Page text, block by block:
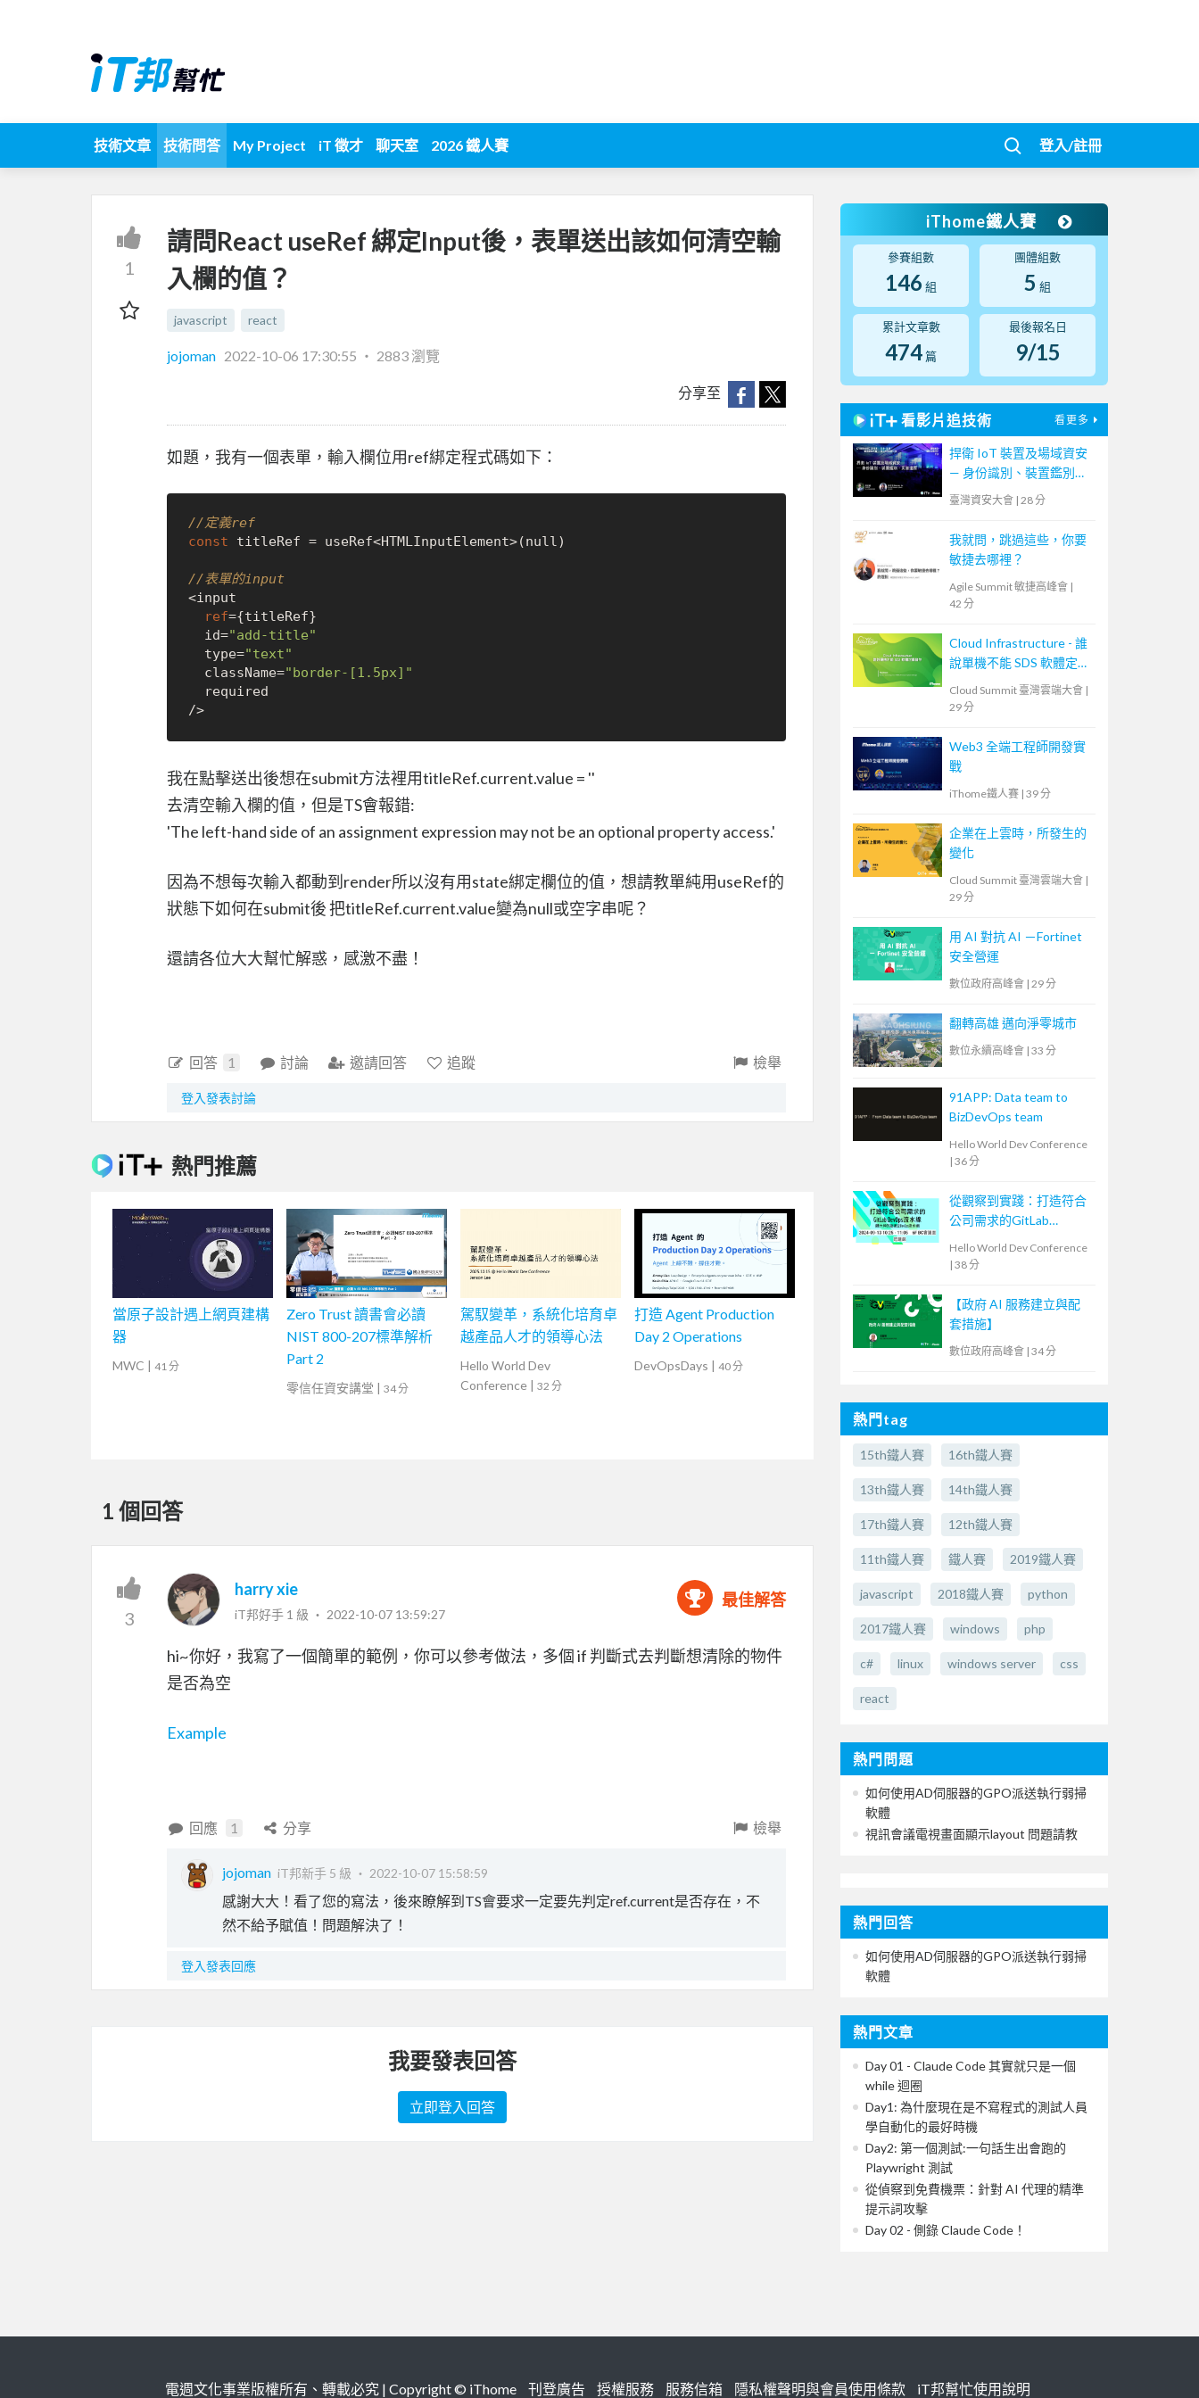
技術文章 技術問答 My Project iT 徵才 聊天室 2026 鐵人賽 登入/註冊
1
請問React useRef 綁定Input後，表單送出該如何清空輸
入欄的值？
javascript react
jojoman 2022-10-06 17:30:55 ‧ 2883 瀏覽
分享至
如題，我有一個表單，輸入欄位用ref綁定程式碼如下：
//定義ref
const titleRef = useRef<HTMLInputElement>(null)
//表單的input
<input
ref={titleRef}
  id=
"add-title"
  type=
"text"
  className=
"border-[1.5px]"
/>
我在點擊送出後想在submit方法裡用titleRef.current.value = ''
去清空輸入欄的值，但是TS會報錯:
'The left-hand side of an assignment expression may not be an optional property access.'
因為不想每次輸入都動到render所以沒有用state綁定欄位的值，想請教單純用useRef的
狀態下如何在submit後 把titleRef.current.value變為null或空字串呢？
還請各位大大幫忙解惑，感激不盡！
回答 1 討論 邀請回答 追蹤 檢舉
登入發表討論
熱門推薦
當原子設計遇上網頁建構
器
MWC | 41 分
Zero Trust 讀書會必讀
NIST 800-207標準解析
Part 2
零信任資安講堂 | 34 分
駕馭變革，系統化培育卓
越產品人才的領導心法
Hello World Dev
Conference | 32 分
打造 Agent Production
Day 2 Operations
DevOpsDays | 40 分
1 個回答
3
harry xie
iT邦好手 1 級 ‧ 2022-10-07 13:59:27
最佳解答
hi~你好，我寫了一個簡單的範例，你可以參考做法，多個 if 判斷式去判斷想清除的物件
是否為空
Example
回應 1 分享 檢舉
jojoman iT邦新手 5 級 ‧ 2022-10-07 15:58:59
感謝大大！看了您的寫法，後來瞭解到TS會要求一定要先判定ref.current是否存在，不
然不給予賦值！問題解決了！
登入發表回應
我要發表回答
立即登入回答
iThome鐵人賽
參賽組數
146 組
團體組數
5 組
累計文章數
474 篇
最後報名日
9/15
看影片追技術 看更多
捍衛 IoT 裝置及場域資安
— 身份識別、裝置鑑別、
災害還原
臺灣資安大會 | 28 分
我就問，跳過這些，你要
敏捷去哪裡？
Agile Summit 敏捷高峰會 |
42 分
Cloud Infrastructure - 誰
說單機不能 SDS 軟體定義
Cloud Summit 臺灣雲端大會 |
29 分
Web3 全端工程師開發實
戰
iThome鐵人賽 | 39 分
企業在上雲時，所發生的
變化
Cloud Summit 臺灣雲端大會 |
29 分
用 AI 對抗 AI －Fortinet
安全營運
數位政府高峰會 | 29 分
翻轉高雄 邁向淨零城市
數位永續高峰會 | 33 分
91APP: Data team to
BizDevOps team
Hello World Dev Conference
| 36 分
從觀察到實踐：打造符合
公司需求的GitLab
Hello World Dev Conference
| 38 分
【政府 AI 服務建立與配
套措施】
數位政府高峰會 | 34 分
熱門tag
15th鐵人賽 16th鐵人賽
13th鐵人賽 14th鐵人賽
17th鐵人賽 12th鐵人賽
11th鐵人賽 鐵人賽 2019鐵人賽
javascript 2018鐵人賽 python
2017鐵人賽 windows php
c# linux windows server css
react
熱門問題
如何使用AD伺服器的GPO派送執行弱掃
軟體
視訊會議電視畫面顯示layout 問題請教
熱門回答
如何使用AD伺服器的GPO派送執行弱掃
軟體
熱門文章
Day 01 - Claude Code 其實就只是一個
while 迴圈
Day1: 為什麼現在是不寫程式的測試人員
學自動化的最好時機
Day2: 第一個測試:一句話生出會跑的
Playwright 測試
從偵察到免費機票：針對 AI 代理的精準
提示詞攻擊
Day 02 - 側錄 Claude Code！
電週文化事業版權所有、轉載必究 | Copyright © iThome 刊登廣告 授權服務 服務信箱 隱私權聲明與會員使用條款 iT邦幫忙使用說明